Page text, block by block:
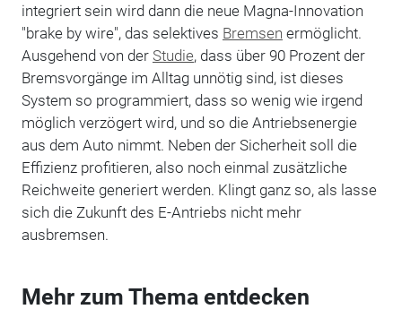
integriert sein wird dann die neue Magna-Innovation
"brake by wire", das selektives Bremsen ermöglicht.
Ausgehend von der Studie, dass über 90 Prozent der
Bremsvorgänge im Alltag unnötig sind, ist dieses
System so programmiert, dass so wenig wie irgend
möglich verzögert wird, und so die Antriebsenergie
aus dem Auto nimmt. Neben der Sicherheit soll die
Effizienz profitieren, also noch einmal zusätzliche
Reichweite generiert werden. Klingt ganz so, als lasse
sich die Zukunft des E-Antriebs nicht mehr
ausbremsen.
Mehr zum Thema entdecken